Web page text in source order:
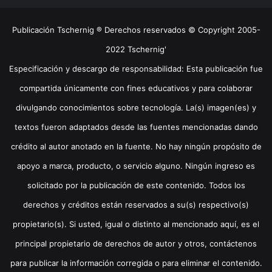
Publicación Tschernig ® Derechos reservados © Copyright 2005-
2022 Tschernig'
Especificación y descargo de responsabilidad: Esta publicación fue
compartida únicamente con fines educativos y para colaborar
divulgando conocimientos sobre tecnología. La(s) imagen(es) y
textos fueron adaptados desde las fuentes mencionadas dando
crédito al autor anotado en la fuente. No hay ningún propósito de
apoyo a marca, producto, o servicio alguno. Ningún ingreso es
solicitado por la publicación de este contenido. Todos los
derechos y créditos están reservados a su(s) respectivo(s)
propietario(s). Si usted, igual o distinto al mencionado aquí, es el
principal propietario de derechos de autor y otros, contáctenos
para publicar la información corregida o para eliminar el contenido.